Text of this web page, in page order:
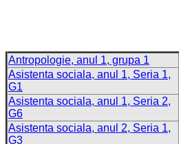
Antropologie, anul 1, grupa 1
Asistenta sociala, anul 1, Seria 1,
G1
Asistenta sociala, anul 1, Seria 2,
G6
Asistenta sociala, anul 2, Seria 1,
G3